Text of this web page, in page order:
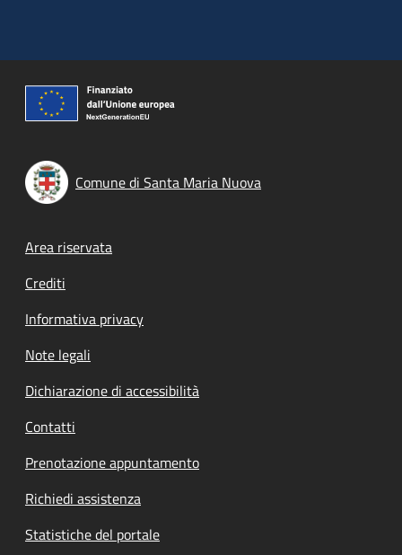
Comune di Santa Maria Nuova
Footer menu
Area riservata
Crediti
Informativa privacy
Note legali
Dichiarazione di accessibilità
Contatti
Prenotazione appuntamento
Richiedi assistenza
Statistiche del portale